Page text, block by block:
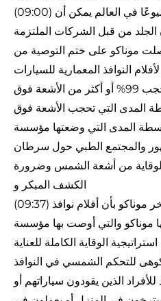
(09:00) أكثر أنواع السرطانات شيوعًا في العالم يمكن أن
من قبل الشركات الملتزمة
موناكو على ختم التوصية من
النوافذ المعمارية للسيارات
والأمان والسلامة التي تحجب 99% أو أكثر من الأشعة فوق
المدى التي تحجب الأشعة فوق
المدى التي وضعتها مؤسسة
والمجتمع الطبي حول سرطان
من أشعة الشمس وضرورة
الكشف المبكر و
(09:37) العلاج الفعال الفوري تفخر موناكو بأن أفلام نوافذ
موناكو والتي أوصت بها مؤسسة
الوقاية الكاملة للعناية
للتحكم الشمسي في النوافذ
الذين يقودون سياراتهم أو